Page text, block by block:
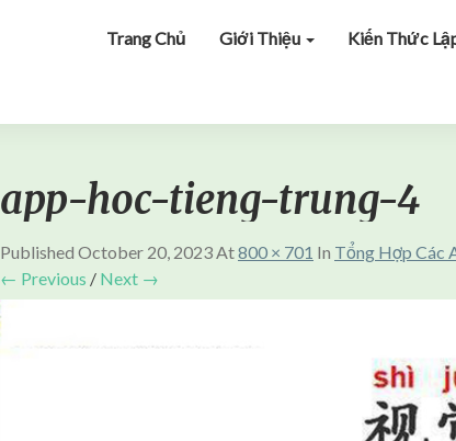
Trang Chủ Giới Thiệu Kiến Thức
app-hoc-tieng-trung-4
Published October 20, 2023At800 × 701 In Tổng Hợp Các
← Previous / Next →